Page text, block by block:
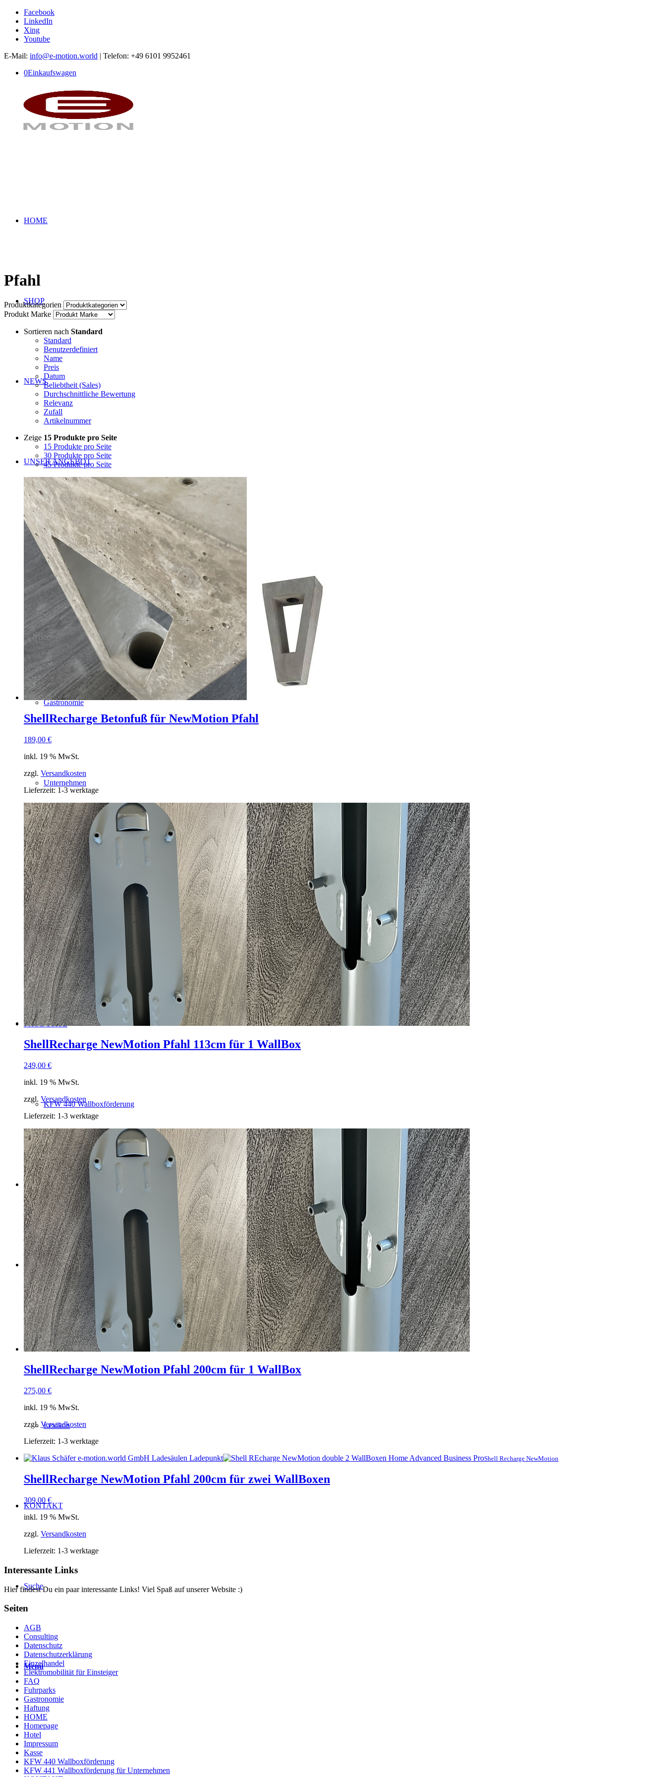
Facebook
LinkedIn
Xing
Youtube
E-Mail: info@e-motion.world | Telefon: +49 6101 9952461
0Einkaufswagen
HOME
SHOP
NEWS
UNSER ANGEBOT
Parkhäuser
Fuhrparks
Gastronomie
Unternehmen
Einzelhandel
Hotel
PRODUKTE
KFW 440 Wallboxförderung
CONSULTING
ÜBER E-MOTION
FAQ
Lexikon
KONTAKT
Suche
Menü
Pfahl
Produktkategorien
Produkt Marke
Sortieren nach Standard
Standard
Benutzerdefiniert
Name
Preis
Datum
Beliebtheit (Sales)
Durchschnittliche Bewertung
Relevanz
Zufall
Artikelnummer
Zeige 15 Produkte pro Seite
15 Produkte pro Seite
30 Produkte pro Seite
45 Produkte pro Seite
ShellRecharge Betonfuß für NewMotion Pfahl
189,00 €
inkl. 19 % MwSt.
zzgl. Versandkosten
Lieferzeit: 1-3 werktage
ShellRecharge NewMotion Pfahl 113cm für 1 WallBox
249,00 €
inkl. 19 % MwSt.
zzgl. Versandkosten
Lieferzeit: 1-3 werktage
ShellRecharge NewMotion Pfahl 200cm für 1 WallBox
275,00 €
inkl. 19 % MwSt.
zzgl. Versandkosten
Lieferzeit: 1-3 werktage
Shell Recharge NewMotion
ShellRecharge NewMotion Pfahl 200cm für zwei WallBoxen
309,00 €
inkl. 19 % MwSt.
zzgl. Versandkosten
Lieferzeit: 1-3 werktage
Interessante Links
Hier findest Du ein paar interessante Links! Viel Spaß auf unserer Website :)
Seiten
AGB
Consulting
Datenschutz
Datenschutzerklärung
Einzelhandel
Elektromobilität für Einsteiger
FAQ
Fuhrparks
Gastronomie
Haftung
HOME
Homepage
Hotel
Impressum
Kasse
KFW 440 Wallboxförderung
KFW 441 Wallboxförderung für Unternehmen